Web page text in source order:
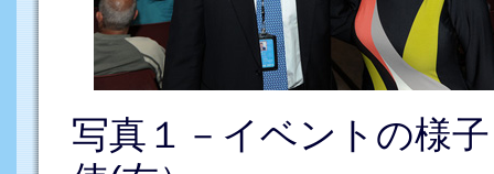
写真１－イベントの様